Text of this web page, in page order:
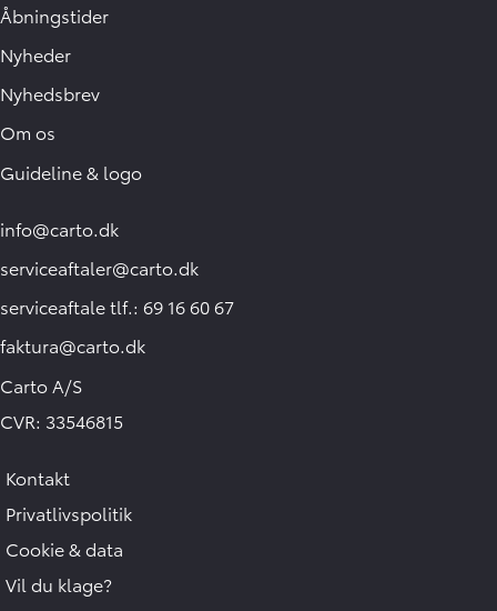
Åbningstider
Nyheder
Nyhedsbrev
Om os
Guideline & logo
info@carto.dk
serviceaftaler@carto.dk
serviceaftale tlf.: 69 16 60 67
faktura@carto.dk
Carto A/S
CVR: 33546815
Kontakt
Privatlivspolitik
Cookie & data
Vil du klage?